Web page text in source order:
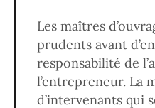
Les maîtres
prudents avant
responsabilité de
l’entrepreneur. La
d’intervenants qui